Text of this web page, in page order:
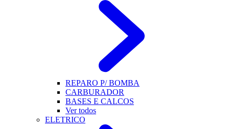
REPARO P/ BOMBA
CARBURADOR
BASES E CALCOS
Ver todos
ELETRICO